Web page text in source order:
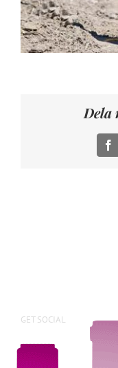
Dela
GET SOCIAL